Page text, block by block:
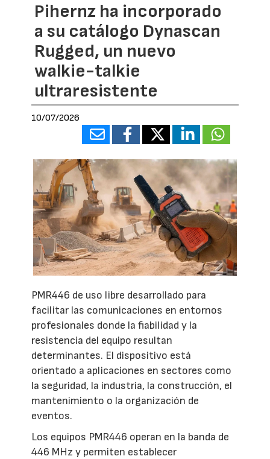
Pihernz ha incorporado
a su catálogo Dynascan
Rugged, un nuevo
walkie-talkie
ultraresistente
10/07/2026
PMR446 de uso libre desarrollado para
facilitar las comunicaciones en entornos
profesionales donde la fiabilidad y la
resistencia del equipo resultan
determinantes. El dispositivo está
orientado a aplicaciones en sectores como
la seguridad, la industria, la construcción, el
mantenimiento o la organización de
eventos.
Los equipos PMR446 operan en la banda de
446 MHz y permiten establecer